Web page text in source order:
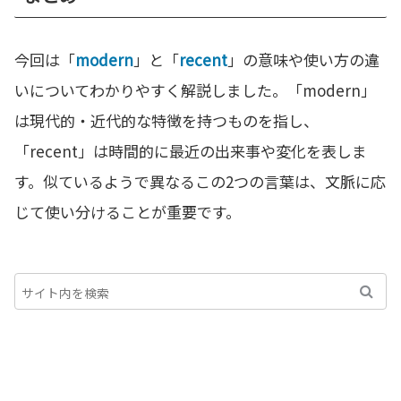
今回は「modern」と「recent」の意味や使い方の違
いについてわかりやすく解説しました。「modern」
は現代的・近代的な特徴を持つものを指し、
「recent」は時間的に最近の出来事や変化を表しま
す。似ているようで異なるこの2つの言葉は、文脈に応
じて使い分けることが重要です。